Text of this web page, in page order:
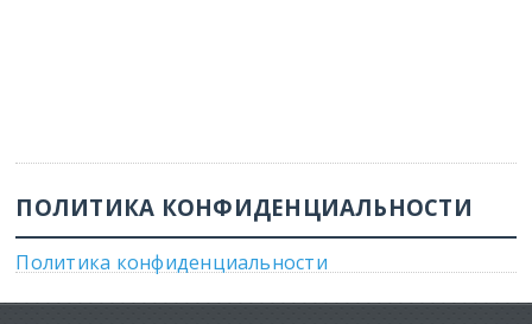
ПОЛИТИКА КОНФИДЕНЦИАЛЬНОСТИ
Политика конфиденциальности